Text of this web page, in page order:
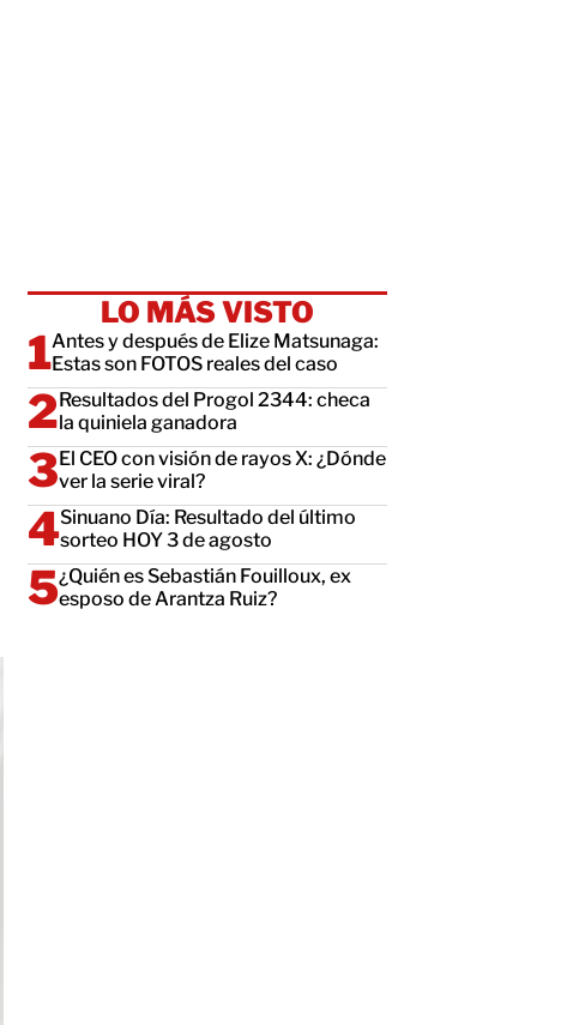
LO MÁS VISTO
Antes y después de Elize Matsunaga:
Estas son FOTOS reales del caso
Resultados del Progol 2344: checa
la quiniela ganadora
El CEO con visión de rayos X: ¿Dónde
ver la serie viral?
Sinuano Día: Resultado del último
sorteo HOY 3 de agosto
¿Quién es Sebastián Fouilloux, ex
esposo de Arantza Ruiz?